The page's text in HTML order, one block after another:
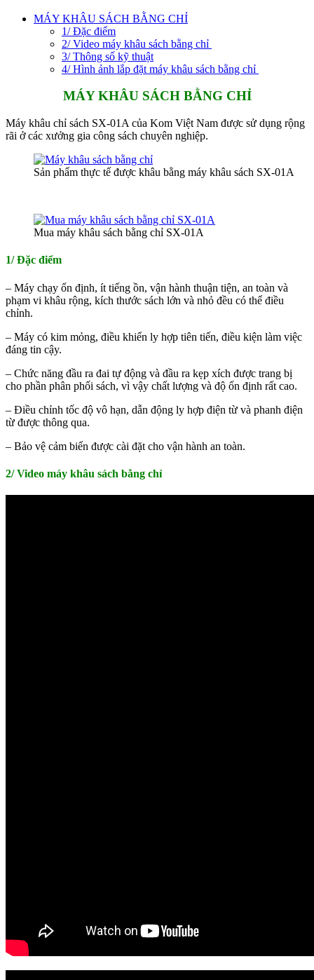
MÁY KHÂU SÁCH BẰNG CHỈ
1/ Đặc điểm
2/ Video máy khâu sách bằng chỉ
3/ Thông số kỹ thuật
4/ Hình ảnh lắp đặt máy khâu sách bằng chỉ
MÁY KHÂU SÁCH BẰNG CHỈ
Máy khâu chỉ sách SX-01A của Kom Việt Nam được sử dụng rộng
rãi ở các xưởng gia công sách chuyên nghiệp.
Sản phẩm thực tế được khâu bằng máy khâu sách SX-01A
Mua máy khâu sách bằng chỉ SX-01A
1/ Đặc điểm
– Máy chạy ổn định, ít tiếng ồn, vận hành thuận tiện, an toàn và
phạm vi khâu rộng, kích thước sách lớn và nhỏ đều có thể điều
chỉnh.
– Máy có kim mỏng, điều khiển ly hợp tiên tiến, điều kiện làm việc
đáng tin cậy.
– Chức năng đầu ra đai tự động và đầu ra kẹp xích được trang bị
cho phần phân phối sách, vì vậy chất lượng và độ ổn định rất cao.
– Điều chỉnh tốc độ vô hạn, dẫn động ly hợp điện từ và phanh điện
từ được thông qua.
– Bảo vệ cảm biến được cài đặt cho vận hành an toàn.
2/ Video máy khâu sách bằng chỉ